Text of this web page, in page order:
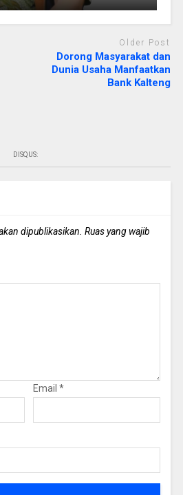
Older Post
Dorong Masyarakat dan
Dunia Usaha Manfaatkan
Bank Kalteng
DISQUS:
dipublikasikan. Ruas yang wajib
Email *